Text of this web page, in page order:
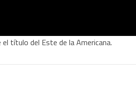
título del Este de la Americana.